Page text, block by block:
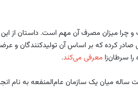
و چرا میزان مصرف آن مهم است. داستان از
کرده که بر اساس آن تولید‌کنندگان و
سرطان‌زا معرفی می‌کند.
میان یک سازمان عام‌المنفعه به نام